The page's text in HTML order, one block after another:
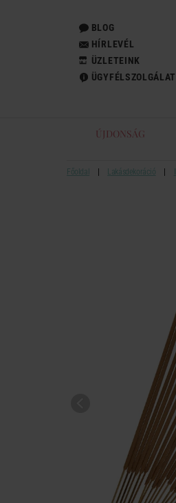
BLOG
HÍRLEVÉL
ÜZLETEINK
ÜGYFÉLSZOLGÁLAT
ÚJDONSÁG
Főoldal Lakásdekoráció